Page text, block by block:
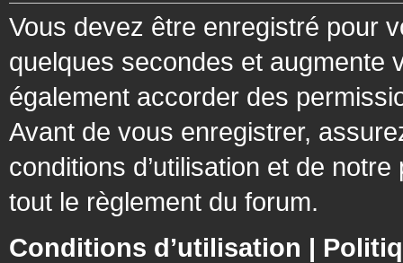
Vous devez être enregistré pour
quelques secondes et augmente
également accorder des
Avant de vous enregistrer,
conditions d’utilisation et de
tout le règlement du forum.
Conditions d’utilisation |